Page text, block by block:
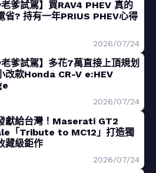
老爹試駕】買RAV4 PHEV 真的
省? 持有一年PRIUS PHEV心得
2026/07/24
老爹試駕】多花7萬直接上頂規划
改款Honda CR-V e:HEV
2026/07/24
獻給台灣！Maserati GT2
「Tribute to MC12」打造獨
藏級鉅作
2026/07/24